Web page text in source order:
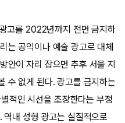
고를 2022년까지 전면 금지하
는 공익이나 예술 광고로 대체
안이 자리 잡으면 추후 서울 지
수 없게 된다. 광고를 금지하는
적인 시선을 조장한다는 부정
내 성형 광고는 실질적으로